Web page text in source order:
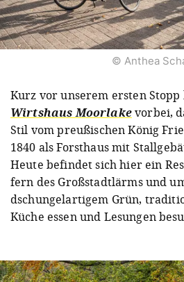
© Anthea
Kurz vor unserem ersten
Wirtshaus Moorlakevorbei,
Stil vom preußischen König
1840 als Forsthaus mit
Heute befindet sich hier ein
fern des Großstadtlärms und
dschungelartigem Grün,
Küche essen und Lesungen